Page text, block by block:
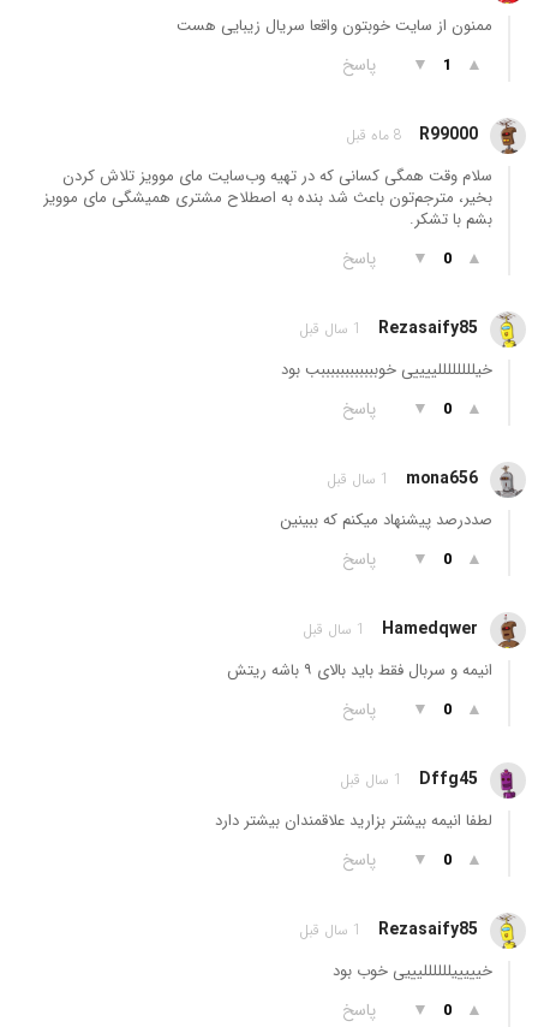
ممنون از سایت خوبتون واقعا سریال زیبایی هست
▲
1
▼ پاسخ
R99000 8 ماه قبل
سلام وقت همگی کسانی که در تهیه وب‌سایت مای موویز تلاش کردن
بخیر، مترجم‌تون باعث شد بنده به اصطلاح مشتری همیشگی مای موویز
بشم با تشکر.
▲
0
▼ پاسخ
Rezasaify85 1 سال قبل
خیللللللللییییی خوببببببببببببب بود
▲
0
▼ پاسخ
mona656 1 سال قبل
صددرصد پیشنهاد میکنم که ببینین
▲
0
▼ پاسخ
Hamedqwer 1 سال قبل
انیمه و سربال فقط باید بالای ۹ باشه ریتش
▲
0
▼ پاسخ
Dffg45 1 سال قبل
لطفا انیمه بیشتر بزارید علاقمندان بیشتر دارد
▲
0
▼ پاسخ
Rezasaify85 1 سال قبل
خیییییللللللیییی خوب بود
▲
0
▼ پاسخ